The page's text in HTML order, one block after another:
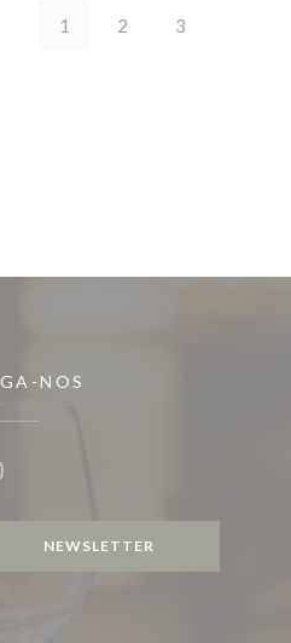
1 2 3
NOS
NEWSLETTER